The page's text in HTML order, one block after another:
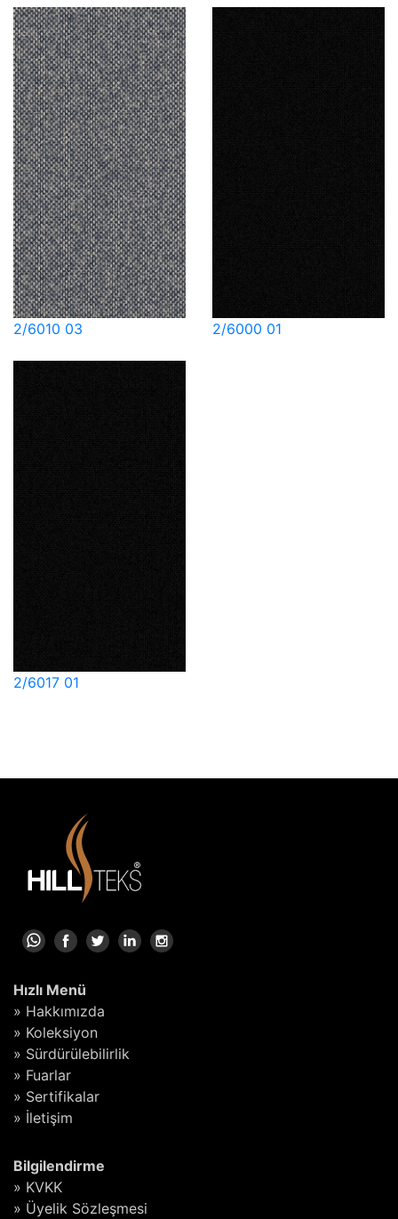
2/6010 03 2/6000 01
2/6017 01
Hızlı Menü
» Hakkımızda
» Koleksiyon
» Sürdürülebilirlik
» Fuarlar
» Sertifikalar
» İletişim
Bilgilendirme
» KVKK
» Üyelik Sözleşmesi